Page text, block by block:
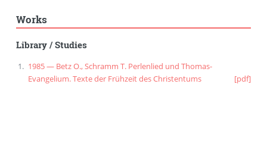
Works
Library/Studies
1985 — Betz O., Schramm T. Perlenlied und Thomas-
Evangelium. Texte der Frühzeit des Christentums
[pdf]